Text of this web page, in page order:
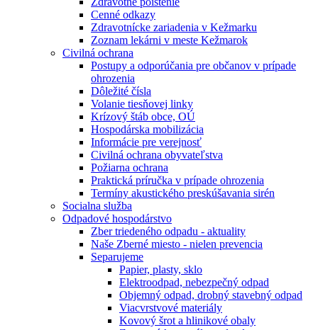
Cenné odkazy
Zdravotnícke zariadenia v Kežmarku
Zoznam lekárni v meste Kežmarok
Civilná ochrana
Postupy a odporúčania pre občanov v prípade
ohrozenia
Dôležité čísla
Volanie tiesňovej linky
Krízový štáb obce, OÚ
Hospodárska mobilizácia
Informácie pre verejnosť
Civilná ochrana obyvateľstva
Požiarna ochrana
Praktická príručka v prípade ohrozenia
Termíny akustického preskúšavania sirén
Socialna služba
Odpadové hospodárstvo
Zber triedeného odpadu - aktuality
Naše Zberné miesto - nielen prevencia
Separujeme
Papier, plasty, sklo
Elektroodpad, nebezpečný odpad
Objemný odpad, drobný stavebný odpad
Viacvrstvové materiály
Kovový šrot a hlinikové obaly